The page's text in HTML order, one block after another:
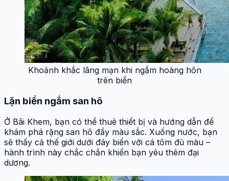
Khoảnh khắc lãng mạn khi ngắm hoàng hôn
trên biển
Lặn biển ngắm san hô
Ở Bãi Khem, bạn có thể thuê thiết bị và hướng dẫn để
khám phá rặng san hô đầy màu sắc. Xuống nước, bạn
sẽ thấy cả thế giới dưới đáy biển với cá tôm đủ màu –
hành trình này chắc chắn khiến bạn yêu thêm đại
dương.